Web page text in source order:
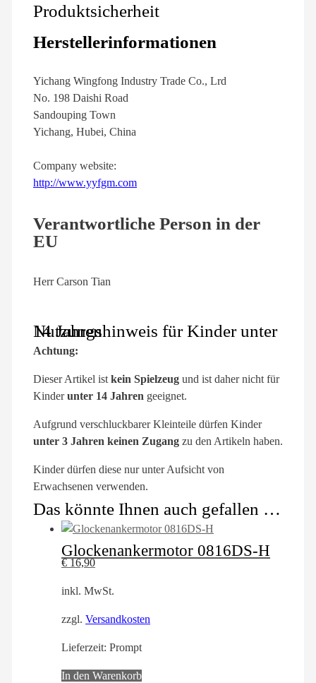
Produktsicherheit
Herstellerinformationen
Yichang Wingfong Industry Trade Co., Lrd
No. 198 Daishi Road
Sandouping Town
Yichang, Hubei, China
Company website:
http://www.yyfgm.com
Verantwortliche Person in der
EU
Herr Carson Tian
Nutzungshinweis für Kinder unter 14 Jahren
Achtung:
Dieser Artikel ist kein Spielzeug und ist daher nicht für
Kinderunter 14 Jahren geeignet.
Aufgrund verschluckbarer Kleinteile dürfen Kinder
unter 3 Jahren keinen Zugang zu den Artikeln haben.
Kinder dürfen diese nur unter Aufsicht von
Erwachsenen verwenden.
Das könnte Ihnen auch gefallen …
Glockenankermotor 0816DS-H
€ 16,90
inkl. MwSt.
zzgl. Versandkosten
Lieferzeit: Prompt
In den Warenkorb